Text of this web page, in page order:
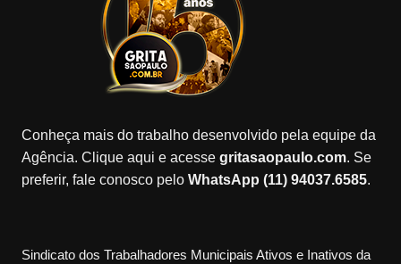
Conheça mais do trabalho desenvolvido pela equipe da
Agência. Clique aqui e acesse gritasaopaulo.com. Se
preferir, fale conosco peloWhatsApp (11) 94037.6585.
Sindicato dos Trabalhadores Municipais Ativos e Inativos da